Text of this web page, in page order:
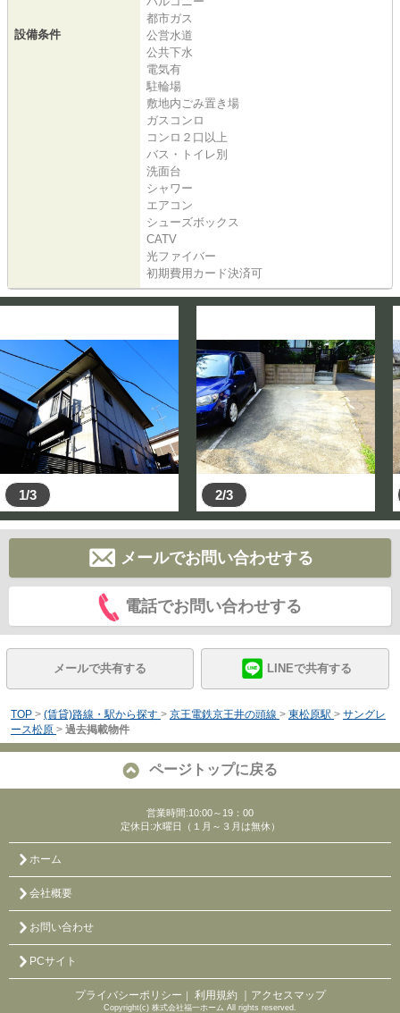
設備条件
都市ガス
公営水道
公共下水
電気有
駐輪場
敷地内ごみ置き場
ガスコンロ
コンロ２口以上
バス・トイレ別
洗面台
シャワー
エアコン
シューズボックス
CATV
光ファイバー
初期費用カード決済可
1/3 2/3
メールでお問い合わせする
電話でお問い合わせする
メールで共有する LINEで共有する
TOP > (賃貸)路線・駅から探す > 京王電鉄京王井の頭線 > 東松原駅 > サングレ
ース松原 > 過去掲載物件
ページトップに戻る
営業時間:10:00～19：00
定休日:水曜日（１月～３月は無休）
ホーム
会社概要
お問い合わせ
PCサイト
プライバシーポリシー ｜ 利用規約 ｜アクセスマップ
Copyright(c) 株式会社福一ホーム All rights reserved.